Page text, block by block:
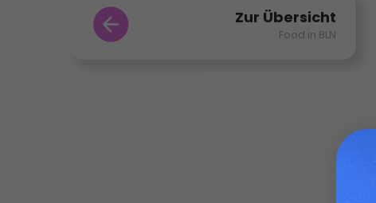
Zur Übersicht
Food in BLN